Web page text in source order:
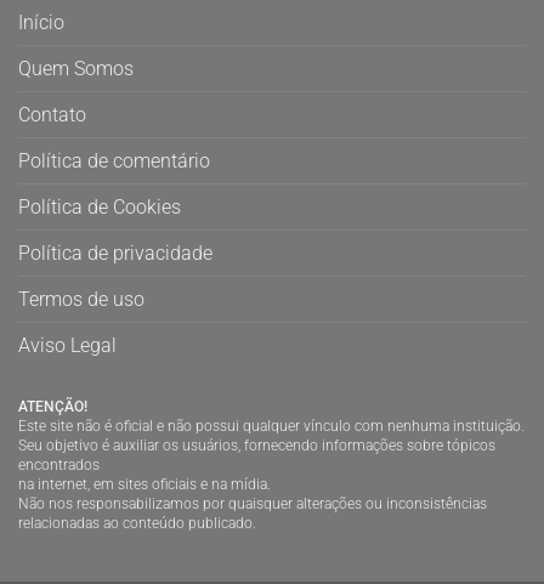
Início
Quem Somos
Contato
Política de comentário
Política de Cookies
Política de privacidade
Termos de uso
Aviso Legal
ATENÇÃO!
Este site não é oficial e não possui qualquer vínculo com nenhuma instituição.
Seu objetivo é auxiliar os usuários, fornecendo informações sobre tópicos
encontrados
na internet, em sites oficiais e na mídia.
Não nos responsabilizamos por quaisquer alterações ou inconsistências
relacionadas ao conteúdo publicado.